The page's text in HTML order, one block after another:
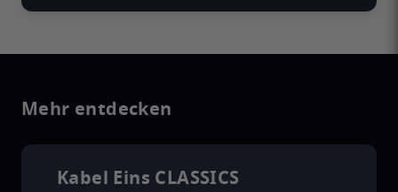
Mehr entdecken
Kabel Eins CLASSICS